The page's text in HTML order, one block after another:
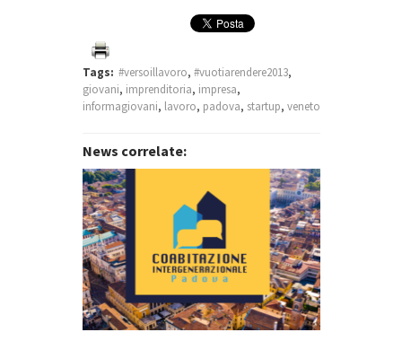
Tags: #versoillavoro, #vuotiarendere2013,
giovani, imprenditoria, impresa,
informagiovani, lavoro, padova, startup, veneto
News correlate: